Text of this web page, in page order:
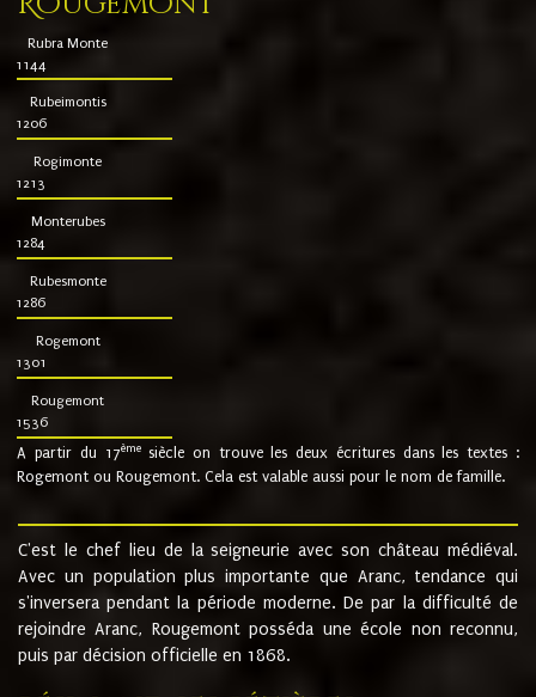
Rubra Monte
1144
Rubeimontis
1206
Rogimonte
1213
Monterubes
1284
Rubesmonte
1286
Rogemont
1301
Rougemont
1536
A partir du 17ème siècle on trouve les deux écritures dans les textes :
Rogemont ou Rougemont. Cela est valable aussi pour le nom de famille.
C'est le chef lieu de la seigneurie avec son château médiéval.
Avec un population plus importante que Aranc, tendance qui
s'inversera pendant la période moderne. De par la difficulté de
rejoindre Aranc, Rougemont posséda une école non reconnu,
puis par décision officielle en 1868.